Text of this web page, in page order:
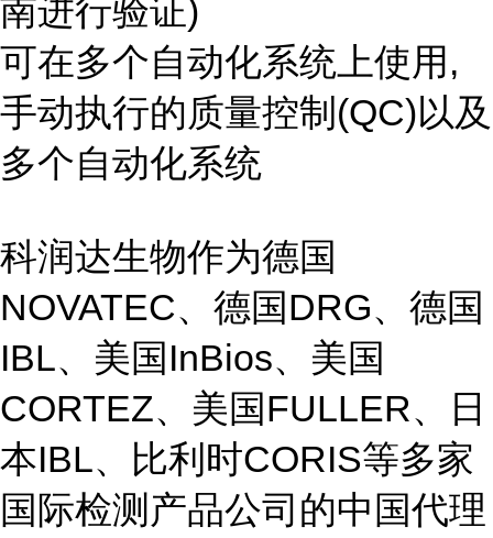
南进行验证)
可在多个自动化系统上使用,
手动执行的质量控制(QC)以及
多个自动化系统
科润达生物作为德国
NOVATEC、德国DRG、德国
IBL、美国InBios、美国
CORTEZ、美国FULLER、日
本IBL、比利时CORIS等多家
国际检测产品公司的中国代理